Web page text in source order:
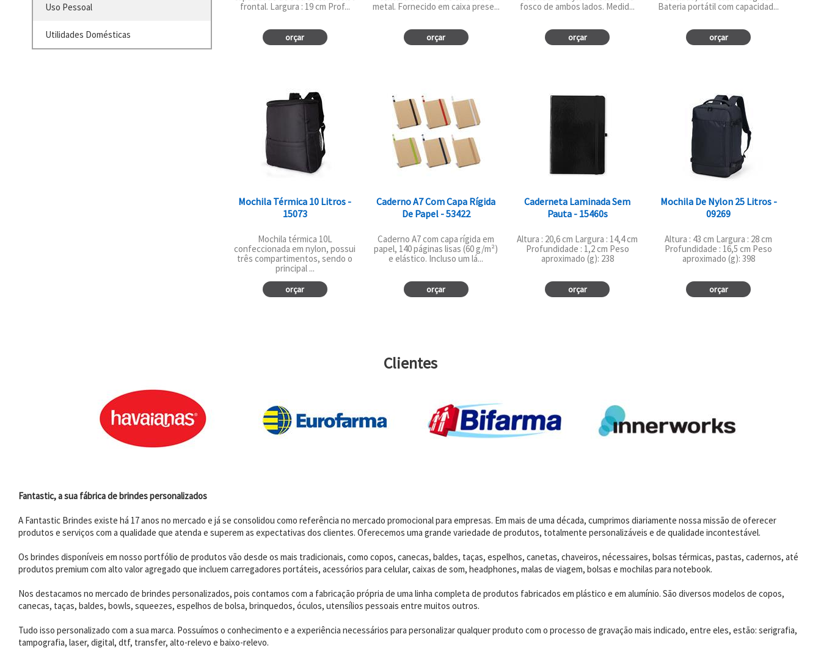
Uso Pessoal
Utilidades Domésticas
frontal. Largura : 19 cm Prof...
orçar
metal. Fornecido em caixa prese...
orçar
fosco de ambos lados. Medid...
orçar
Bateria portátil com capacidad...
orçar
Mochila Térmica 10 Litros -
15073
Mochila térmica 10L
confeccionada em nylon, possui
três compartimentos, sendo o
principal ...
orçar
Caderno A7 Com Capa Rígida
De Papel - 53422
Caderno A7 com capa rígida em
papel, 140 páginas lisas (60 g/m²)
e elástico. Incluso um lá...
orçar
Caderneta Laminada Sem
Pauta - 15460s
Altura : 20,6 cm Largura : 14,4 cm
Profundidade : 1,2 cm Peso
aproximado (g): 238
orçar
Mochila De Nylon 25 Litros -
09269
Altura : 43 cm Largura : 28 cm
Profundidade : 16,5 cm Peso
aproximado (g): 398
orçar
Clientes
Fantastic, a sua fábrica de brindes personalizados
A Fantastic Brindes existe há 17 anos no mercado e já se consolidou como referência no mercado promocional para empresas. Em mais de uma década, cumprimos diariamente nossa missão de oferecer
produtos e serviços com a qualidade que atenda e superem as expectativas dos clientes. Oferecemos uma grande variedade de produtos, totalmente personalizáveis e de qualidade incontestável.
Os brindes disponíveis em nosso portfólio de produtos vão desde os mais tradicionais, como copos, canecas, baldes, taças, espelhos, canetas, chaveiros, nécessaires, bolsas térmicas, pastas, cadernos, até
produtos premium com alto valor agregado que incluem carregadores portáteis, acessórios para celular, caixas de som, headphones, malas de viagem, bolsas e mochilas para notebook.
Nos destacamos no mercado de brindes personalizados, pois contamos com a fabricação própria de uma linha completa de produtos fabricados em plástico e em alumínio. São diversos modelos de copos,
canecas, taças, baldes, bowls, squeezes, espelhos de bolsa, brinquedos, óculos, utensílios pessoais entre muitos outros.
Tudo isso personalizado com a sua marca. Possuímos o conhecimento e a experiência necessários para personalizar qualquer produto com o processo de gravação mais indicado, entre eles, estão: serigrafia,
tampografia, laser, digital, dtf, transfer, alto-relevo e baixo-relevo.